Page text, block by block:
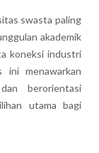
swasta paling
akademik
koneksi industri
ini menawarkan
berorientasi
utama bagi